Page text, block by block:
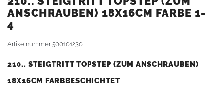
ANSCHRAUBEN) 18X16CM FARBE 1-
4
Artikelnummer500101230
210.. STEIGTRITT TOPSTEP (ZUM ANSCHRAUBEN)
18X16CM FARBBESCHICHTET